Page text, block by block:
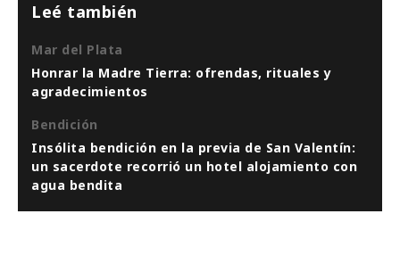
Leé también
Mar del Plata
Honrar la Madre Tierra: ofrendas, rituales y
agradecimientos
Bendición
Insólita bendición en la previa de San Valentín:
un sacerdote recorrió un hotel alojamiento con
agua bendita